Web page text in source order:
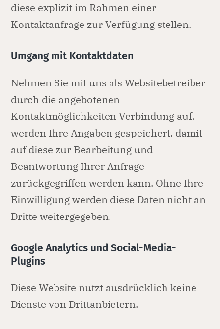
diese explizit im Rahmen einer
Kontaktanfrage zur Verfügung stellen.
Umgang mit Kontaktdaten
Nehmen Sie mit uns als Websitebetreiber
durch die angebotenen
Kontaktmöglichkeiten Verbindung auf,
werden Ihre Angaben gespeichert, damit
auf diese zur Bearbeitung und
Beantwortung Ihrer Anfrage
zurückgegriffen werden kann. Ohne Ihre
Einwilligung werden diese Daten nicht an
Dritte weitergegeben.
Google Analytics und Social-Media-
Plugins
Diese Website nutzt ausdrücklich keine
Dienste von Drittanbietern.